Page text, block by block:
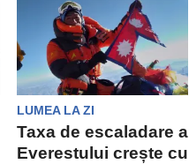
LUMEA LA ZI
Taxa de escaladare a
Everestului crește cu